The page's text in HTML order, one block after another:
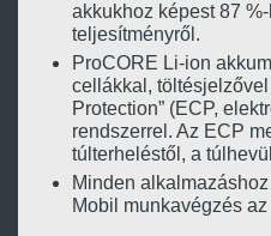
akkukhoz képest 87
teljesítményről.
ProCORE Li-ion
cellákkal, töltésjelzővel
Protection” (ECP,
rendszerrel. Az ECP
túlterheléstől, a
Minden
Mobil munkavégzés